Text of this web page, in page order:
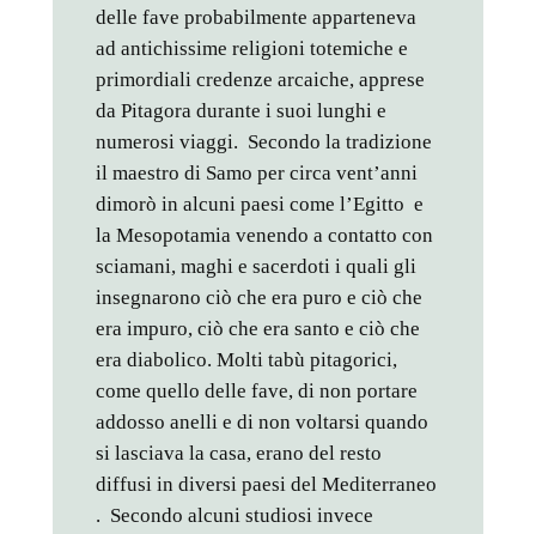
delle fave probabilmente apparteneva
ad antichissime religioni totemiche e
primordiali credenze arcaiche, apprese
da Pitagora durante i suoi lunghi e
numerosi viaggi. Secondo la tradizione
il maestro di Samo per circa vent’anni
dimorò in alcuni paesi come l’Egitto e
la Mesopotamia venendo a contatto con
sciamani, maghi e sacerdoti i quali gli
insegnarono ciò che era puro e ciò che
era impuro, ciò che era santo e ciò che
era diabolico. Molti tabù pitagorici,
come quello delle fave, di non portare
addosso anelli e di non voltarsi quando
si lasciava la casa, erano del resto
diffusi in diversi paesi del Mediterraneo
. Secondo alcuni studiosi invece